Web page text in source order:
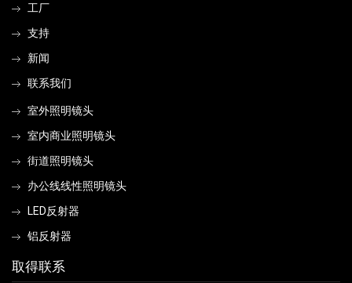
工厂
支持
新闻
联系我们
室外照明镜头
室内商业照明镜头
街道照明镜头
办公线线性照明镜头
LED反射器
铝反射器
取得联系